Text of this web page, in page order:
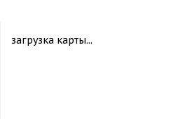
загрузка карты...